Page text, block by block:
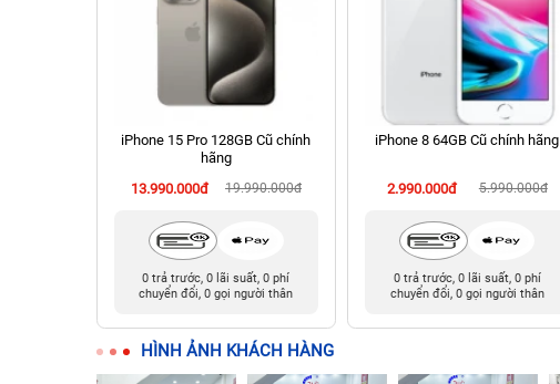
iPhone 15 Pro 128GB Cũ chính
hãng
13.990.000đ
19.990.000đ
0 trả trước, 0 lãi suất, 0 phí
chuyển đổi, 0 gọi người thân
iPhone 8 64GB Cũ chính hãng
2.990.000đ 5.990.000đ
0 trả trước, 0 lãi suất, 0 phí
chuyển đổi, 0 gọi người thân
HÌNH ẢNH KHÁCH HÀNG